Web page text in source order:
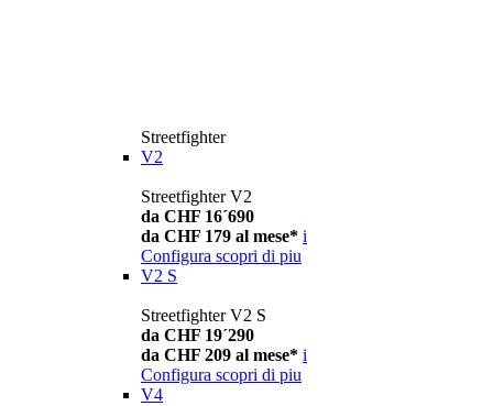
Streetfighter
V2
Streetfighter V2
da CHF 16´690
da CHF 179 al mese* i
Configura scopri di piu
V2 S
Streetfighter V2 S
da CHF 19´290
da CHF 209 al mese* i
Configura scopri di piu
V4